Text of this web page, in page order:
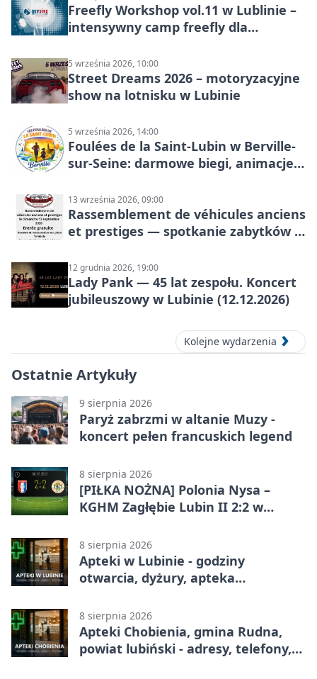
Freefly Workshop vol.11 w Lublinie –
intensywny camp freefly dla
5 września 2026, 10:00
Street Dreams 2026 – motoryzacyjne
show na lotnisku w Lubinie
5 września 2026, 14:00
Foulées de la Saint-Lubin w Berville-
sur-Seine: darmowe biegi, animacje i
13 września 2026, 09:00
Rassemblement de véhicules anciens
et prestiges — spotkanie zabytków i
12 grudnia 2026, 19:00
Lady Pank — 45 lat zespołu. Koncert
jubileuszowy w Lubinie (12.12.2026)
Kolejne wydarzenia
Ostatnie Artykuły
9 sierpnia 2026
Paryż zabrzmi w altanie Muzy -
koncert pełen francuskich legend
8 sierpnia 2026
[PIŁKA NOŻNA] Polonia Nysa –
KGHM Zagłębie Lubin II 2:2 w
8 sierpnia 2026
Apteki w Lubinie - godziny
otwarcia, dyżury, apteka
8 sierpnia 2026
Apteki Chobienia, gmina Rudna,
powiat lubiński - adresy, telefony,